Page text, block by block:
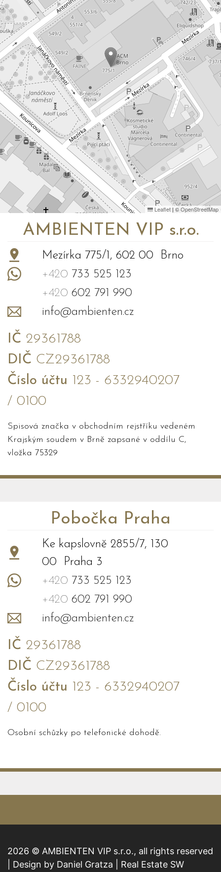
Leaflet | ©OpenStreetMap
AMBIENTEN VIP s.r.o.
Mezírka 775/1, 602 00 Brno
+420 733 525 123
+420 602 791 990
info@ambienten.cz
IČ 29361788
DIČ CZ29361788
Číslo účtu 123 - 6332940207
/ 0100
Spisová značka v obchodním rejstříku vedeném
Krajským soudem v Brně zapsané v oddílu C,
vložka 75329
Pobočka Praha
Ke kapslovně 2855/7, 130
00 Praha 3
+420 733 525 123
+420 602 791 990
info@ambienten.cz
IČ 29361788
DIČ CZ29361788
Číslo účtu 123 - 6332940207
/ 0100
Osobní schůzky po telefonické dohodě.
2026 © AMBIENTEN VIP s.r.o., all rights reserved
| Design by Daniel Gratza | Real Estate SW